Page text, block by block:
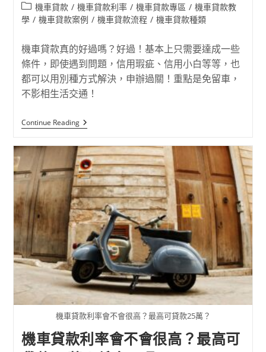
機車貸款 / 機車貸款利率 / 機車貸款專區 / 機車貸款教
學 / 機車貸款案例 / 機車貸款流程 / 機車貸款種類
機車貸款真的好過嗎？好過！基本上只需要達成一些
條件，即使遇到問題，信用瑕疵、信用小白等等，也
都可以用別種方式解決，申辦過關！重點是免留車，
不影相生活交通！
Continue Reading
機車貸款利率會不會很高？最高可貸款25萬？
機車貸款利率會不會很高？最高可